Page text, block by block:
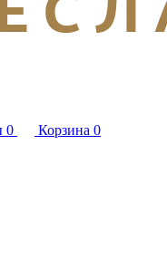
0 Корзина 0